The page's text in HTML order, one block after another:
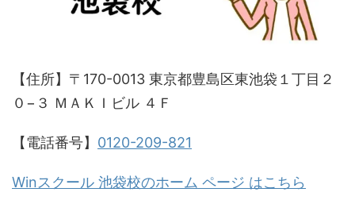
【住所】〒170-0013 東京都豊島区東池袋１丁目２
０−３ ＭＡＫＩビル ４Ｆ
【電話番号】 0120-209-821
Winスクール 池袋校のホーム ページ はこちら